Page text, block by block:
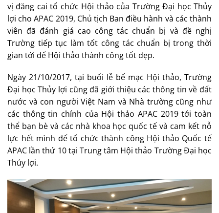
vị đăng cai tổ chức Hội thảo của Trường Đại học Thủy
lợi cho APAC 2019, Chủ tịch Ban điều hành và các thành
viên đã đánh giá cao công tác chuẩn bị và đề nghị
Trường tiếp tục làm tốt công tác chuẩn bị trong thời
gian tới để Hội thảo thành công tốt đẹp.
Ngày 21/10/2017, tại buổi lễ bế mạc Hội thảo, Trường
Đại học Thủy lợi cũng đã giới thiệu các thông tin về đất
nước và con người Việt Nam và Nhà trường cũng như
các thông tin chính của Hội thảo APAC 2019 tới toàn
thể bạn bè và các nhà khoa học quốc tế và cam kết nỗ
lực hết mình để tổ chức thành công Hội thảo Quốc tế
APAC lần thứ 10 tại Trung tâm Hội thảo Trường Đại học
Thủy lợi.